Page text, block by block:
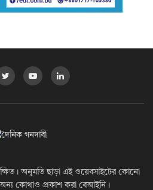
অনুমতি ছাড়া এই ওয়েবসাইটের কোনো
অন্য কোথাও প্রকাশ করা বেআইনি।